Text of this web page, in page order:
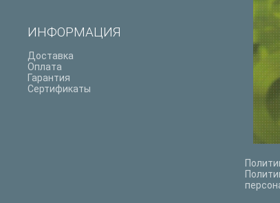
ИНФОРМАЦИЯ
Доставка
Оплата
Гарантия
Сертификаты